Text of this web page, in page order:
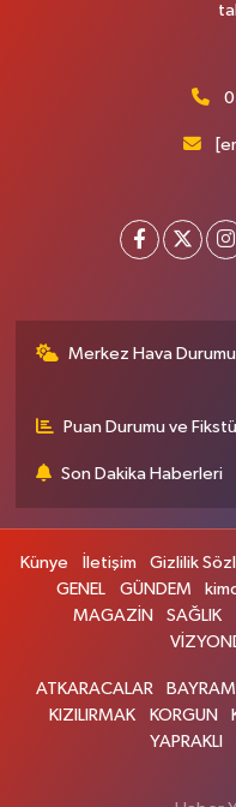
Merkez Hava Durumu
Puan Durumu ve
Son Dakika Haberleri
Künye İletişim Gizlilik
GENEL
GÜNDEM
MAGAZİN
SAĞLIK
ATKARACALAR
KIZILIRMAK
KORGUN
YAPRAKLI